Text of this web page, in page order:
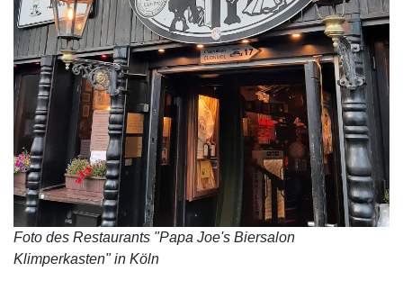
Foto des Restaurants "Papa Joe's Biersalon
Klimperkasten" in Köln